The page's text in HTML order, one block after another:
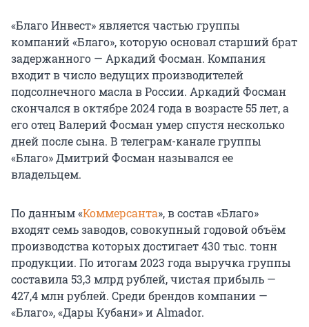
«Благо Инвест» является частью группы
компаний «Благо», которую основал старший брат
задержанного — Аркадий Фосман. Компания
входит в число ведущих производителей
подсолнечного масла в России. Аркадий Фосман
скончался в октябре 2024 года в возрасте55 лет, а
его отец Валерий Фосман умер спустя несколько
дней после сына. В телеграм-канале группы
«Благо» Дмитрий Фосман назывался ее
владельцем.
По данным «Коммерсанта», в состав «Благо»
входят семь заводов, совокупный годовой объём
производства которых достигает 430 тыс. тонн
продукции. По итогам 2023 года выручка группы
составила 53,3 млрд рублей, чистая прибыль —
427,4 млн рублей. Среди брендов компании —
«Благо», «Дары Кубани» и Almador.